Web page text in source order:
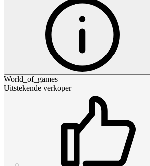
World_of_games
Uitstekende verkoper